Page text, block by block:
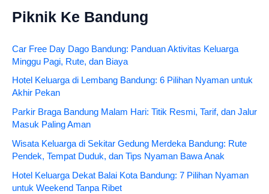
Piknik Ke Bandung
Car Free Day Dago Bandung: Panduan Aktivitas Keluarga
Minggu Pagi, Rute, dan Biaya
Hotel Keluarga di Lembang Bandung: 6 Pilihan Nyaman untuk
Akhir Pekan
Parkir Braga Bandung Malam Hari: Titik Resmi, Tarif, dan Jalur
Masuk Paling Aman
Wisata Keluarga di Sekitar Gedung Merdeka Bandung: Rute
Pendek, Tempat Duduk, dan Tips Nyaman Bawa Anak
Hotel Keluarga Dekat Balai Kota Bandung: 7 Pilihan Nyaman
untuk Weekend Tanpa Ribet